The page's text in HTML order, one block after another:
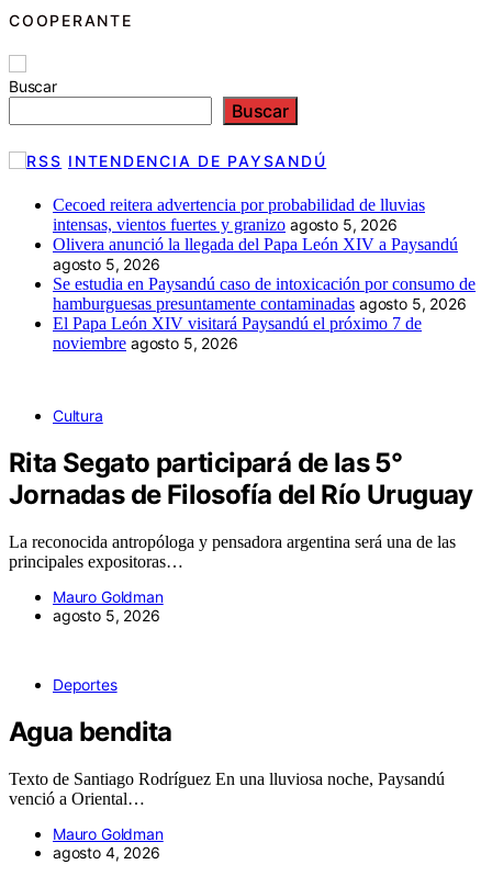
COOPERANTE
Buscar
Buscar
INTENDENCIA DE PAYSANDÚ
Cecoed reitera advertencia por probabilidad de lluvias
intensas, vientos fuertes y granizo agosto 5, 2026
Olivera anunció la llegada del Papa León XIV a Paysandú
agosto 5, 2026
Se estudia en Paysandú caso de intoxicación por consumo de
hamburguesas presuntamente contaminadas agosto 5, 2026
El Papa León XIV visitará Paysandú el próximo 7 de
noviembre agosto 5, 2026
Cultura
Rita Segato participará de las 5°
Jornadas de Filosofía del Río Uruguay
La reconocida antropóloga y pensadora argentina será una de las
principales expositoras…
Mauro Goldman
agosto 5, 2026
Deportes
Agua bendita
Texto de Santiago Rodríguez En una lluviosa noche, Paysandú
venció a Oriental…
Mauro Goldman
agosto 4, 2026